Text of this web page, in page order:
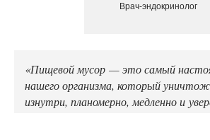
Врач-эндокринолог
«Пищевой мусор — это самый
нашего организма, который
изнутри, планомерно, медленно и